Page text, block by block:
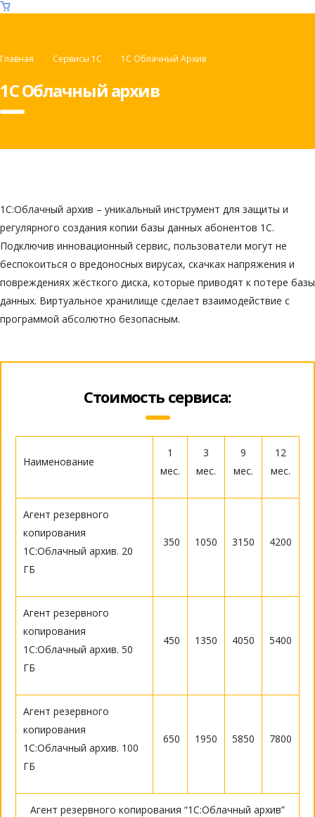
Главная Сервисы 1С 1С Облачный Архив
1С Облачный архив
1С:Облачный архив – уникальный инструмент для защиты и
регулярного создания копии базы данных абонентов 1С.
Подключив инновационный сервис, пользователи могут не
беспокоиться о вредоносных вирусах, скачках напряжения и
повреждениях жёсткого диска, которые приводят к потере базы
данных. Виртуальное хранилище сделает взаимодействие с
программой абсолютно безопасным.
Стоимость сервиса:
Наименование
1
мес.
3
мес.
9
мес.
12
мес.
Агент резервного
копирования
1С:Облачный архив. 20
ГБ
350 1050 3150 4200
Агент резервного
копирования
1С:Облачный архив. 50
ГБ
450 1350 4050 5400
Агент резервного
копирования
1С:Облачный архив. 100
ГБ
650 1950 5850 7800
Агент резервного копирования “1С:Облачный архив”